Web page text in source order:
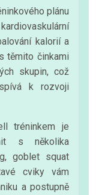
plánu
kalorií a
těmito činkami
skupin, což
k rozvoji
tréninkem je
s několika
goblet squat
cviky vám
a postupně